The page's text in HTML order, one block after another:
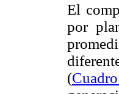
El
por
(